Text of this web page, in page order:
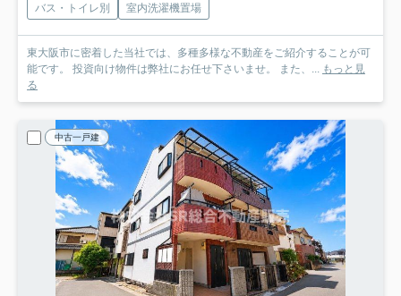
バス・トイレ別
室内洗濯機置場
東大阪市に密着した当社では、多種多様な不動産をご紹介することが可
能です。 投資向け物件は弊社にお任せ下さいませ。 また、... もっと見
る
中古一戸建